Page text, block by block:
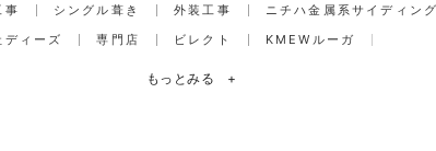
事 シングル葺き 外装工事
ニチハ金属系サイディン
ディーズ 専門店 ビレクト KMEWルーガ
もっとみる +